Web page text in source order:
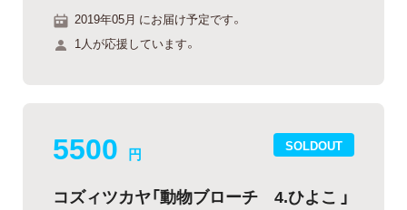
2019年05月 にお届け予定です。
1人が応援しています。
SOLDOUT
5500 円
コズィツカヤ「動物ブローチ 4.ひよこ 」